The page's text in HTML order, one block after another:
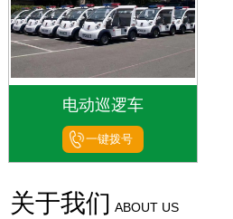
电动巡逻车
一键拨号
关于我们 ABOUT US